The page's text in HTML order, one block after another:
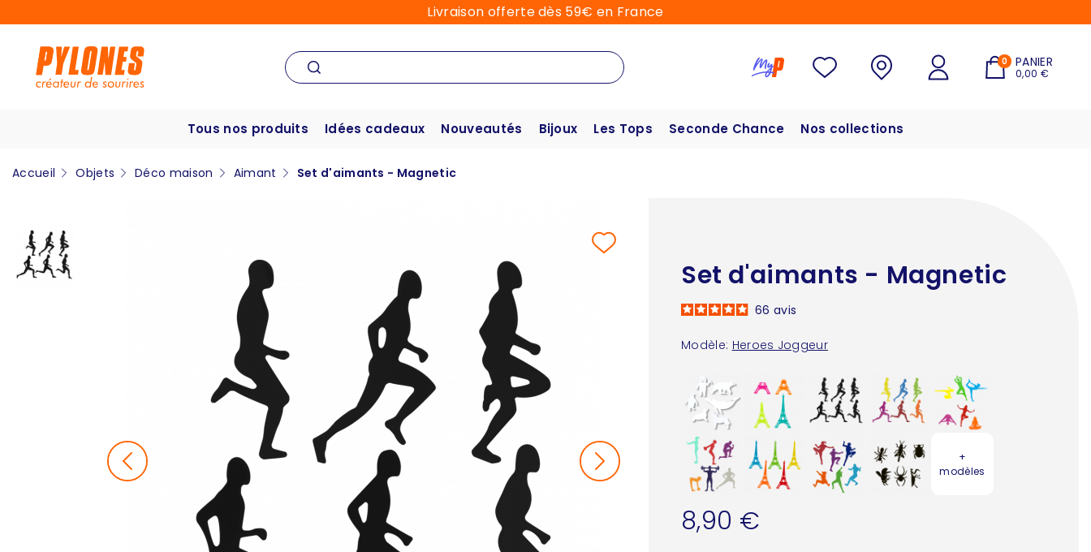
Livraison offerte dès 59€ en France
0 PANIER
0,00 €
Tous nos produits Idées cadeaux Nouveautés Bijoux Les Tops Seconde Chance Nos collections
Accueil Objets Déco maison Aimant Set d'aimants - Magnetic
Set d'aimants - Magnetic
Modèle: Heroes Joggeur
66 avis
+
modèles
8,90 €